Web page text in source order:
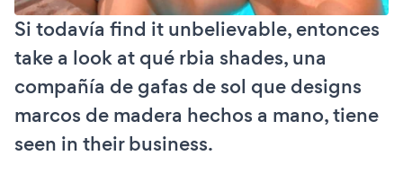
Si todavía find it unbelievable, entonces
take a look at qué rbia shades, una
compañía de gafas de sol que designs
marcos de madera hechos a mano, tiene
seen in their business.